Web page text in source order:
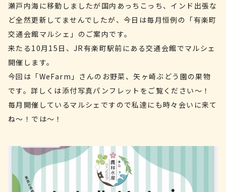
瀬戸内海に移動しましたが国内あっちこっち、インド出張な
ど全然更新してませんでしたが、今日は毎月恒例の「有楽町
交通会館マルシェ」のご案内です。
来たる10月15日、JR有楽町駅前にある交通会館でマルシェ
開催します。
今回は「WeFarm」さんのお野菜、矢ヶ崎ぶどう園の果物
です。詳しくは添付写真パンフレットをご覧ください〜！
毎月開催しているマルシェですので私達にも時々会いに来て
ね〜！では〜！